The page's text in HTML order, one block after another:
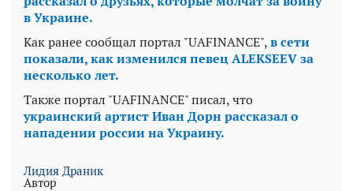
в Украине.
Как ранее сообщал портал "UAFINANCE",в сети
показали, как изменился певец ALEKSEEV за
несколько лет.
Также портал "UAFINANCE" писал, что
украинский артист Иван Дорн рассказал о
нападении россии на Украину.
Лидия Драник
Автор